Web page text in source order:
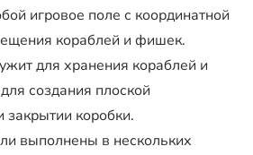
игровое поле с координатной
кораблей и фишек.
для хранения кораблей и
создания плоской
закрытии коробки.
выполнены в нескольких